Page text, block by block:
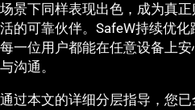
场景下同样表现出色，成为真
活的可靠伙伴。SafeW持续优化
每一位用户都能在任意设备上
与沟通。
通过本文的详细分层指导，您